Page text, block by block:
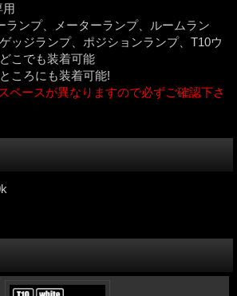
用
ランプ、メーターランプ、ルームラン
ッジランプ、ポジションランプ、T10ウ
こでも装着可能
ころにも装着可能!
ペースが異なりますので必ずご確認下さ